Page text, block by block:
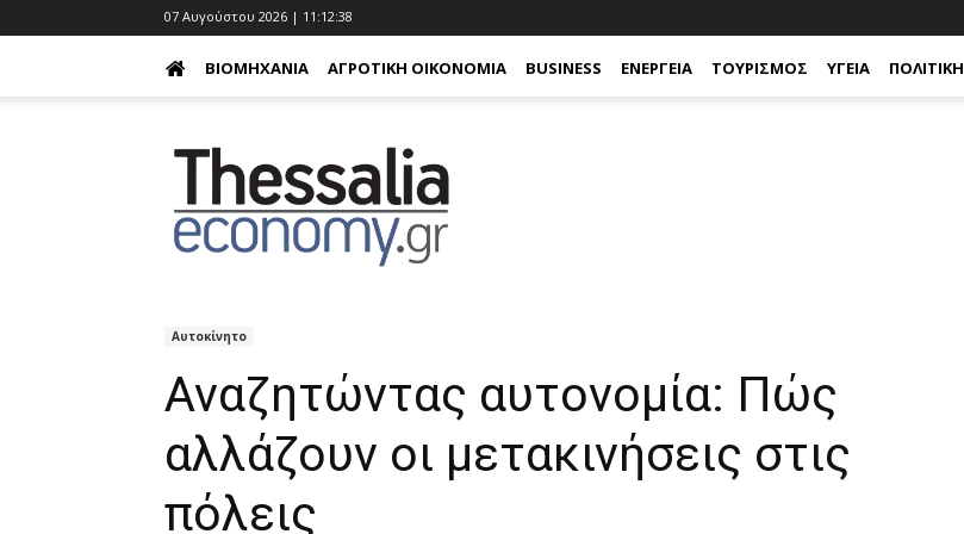
07 Αυγούστου 2026 | 11:12:39
ΒΙΟΜΗΧΑΝΊΑ ΑΓΡΟΤΙΚΉ ΟΙΚΟΝΟΜΊΑ BUSINESS ΕΝΈΡΓΕΙΑ ΤΟΥΡΙΣΜΌΣ ΥΓΕΊΑ ΠΟΛΙΤΙΚΉ
Αυτοκίνητο
Αναζητώντας αυτονομία: Πώς
αλλάζουν οι μετακινήσεις στις
πόλεις